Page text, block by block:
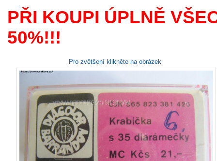
PŘI KOUPI ÚPLNĚ
50%!!!
Pro zvětšení klikněte na obrázek